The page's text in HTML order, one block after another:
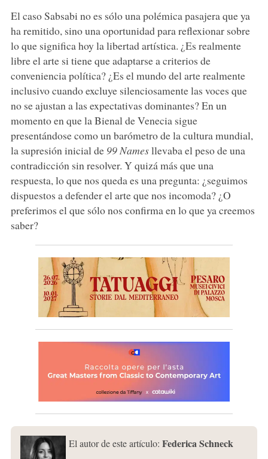
El caso Sabsabi no es sólo una polémica pasajera que ya
ha remitido, sino una oportunidad para reflexionar sobre
lo que significa hoy la libertad artística. ¿Es realmente
libre el arte si tiene que adaptarse a criterios de
conveniencia política? ¿Es el mundo del arte realmente
inclusivo cuando excluye silenciosamente las voces que
no se ajustan a las expectativas dominantes? En un
momento en que la Bienal de Venecia sigue
presentándose como un barómetro de la cultura mundial,
la supresión inicial de99 Namesllevaba el peso de una
contradicción sin resolver. Y quizá más que una
respuesta, lo que nos queda es una pregunta: ¿seguimos
dispuestos a defender el arte que nos incomoda? ¿O
preferimos el que sólo nos confirma en lo que ya creemos
saber?
El autor de este artículo: Federica Schneck